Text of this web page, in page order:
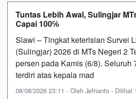
Tuntas Lebih Awal, Sulingjar
Capai 100℅
Slawi – Tingkat keterisian Survei
(Sulingjar) 2026 di MTs Negeri 2
persen pada Kamis (6/8). Seluruh
terdiri atas kepala mad
08/08/2026 23:11 - Oleh Jefrianto - Dilihat